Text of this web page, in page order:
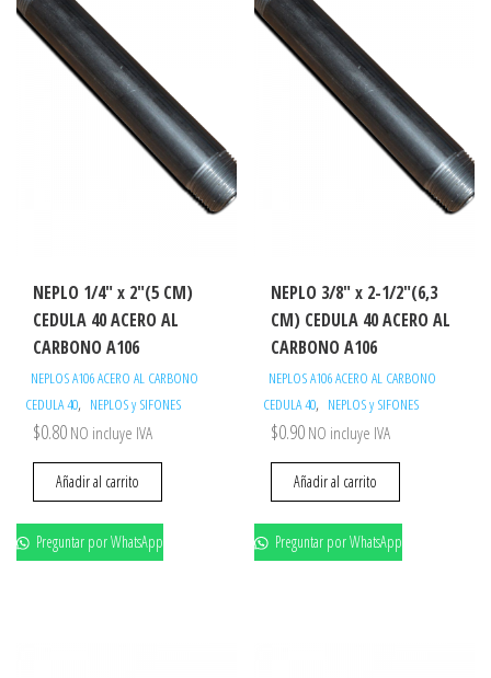
NEPLO 1/4″ x 2″(5 CM)
CEDULA 40 ACERO AL
CARBONO A106
NEPLOS A106 ACERO AL CARBONO
CEDULA 40, NEPLOS y SIFONES
$0.80 NO incluye IVA
Añadir al carrito
Preguntar por WhatsApp
NEPLO 3/8″ x 2-1/2″(6,3
CM) CEDULA 40 ACERO AL
CARBONO A106
NEPLOS A106 ACERO AL CARBONO
CEDULA 40, NEPLOS y SIFONES
$0.90 NO incluye IVA
Añadir al carrito
Preguntar por WhatsApp